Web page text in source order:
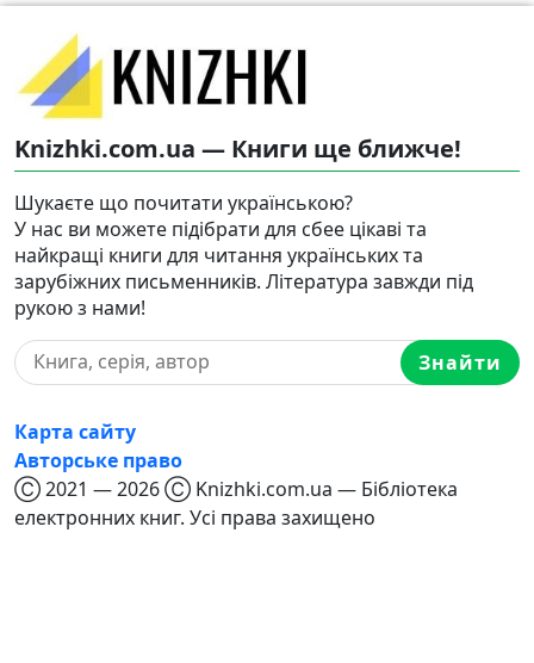
Knizhki.com.ua — Книги ще ближче!
Шукаєте що почитати українською?
У нас ви можете підібрати для сбее цікаві та
найкращі книги для читання українських та
зарубіжних письменників. Література завжди під
рукою з нами!
Знайти
Карта сайту
Авторське право
Ⓒ 2021 — 2026 Ⓒ Knizhki.com.ua — Бібліотека
електронних книг. Усі права захищено